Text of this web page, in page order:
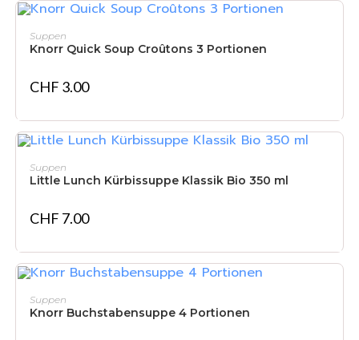
Suppen
Knorr Quick Soup Croûtons 3 Portionen
CHF 3.00
Suppen
Little Lunch Kürbissuppe Klassik Bio 350 ml
CHF 7.00
Suppen
Knorr Buchstabensuppe 4 Portionen